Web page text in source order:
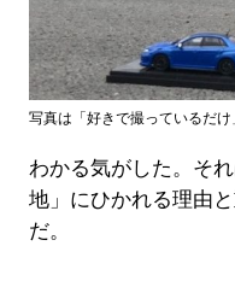
写真は「好きで撮っているだけ
わかる気がした。そ
地」にひかれる理由
だ。